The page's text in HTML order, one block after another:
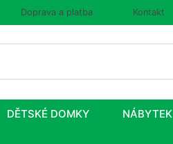
Doprava a platba Kontakt
DĚTSKÉ DOMKY NÁBYTEK